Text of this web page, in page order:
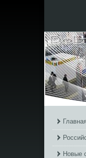
Главная
Новые